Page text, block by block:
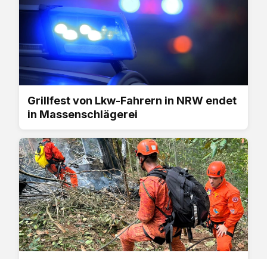
Grillfest von Lkw-Fahrern in NRW endet
in Massenschlägerei